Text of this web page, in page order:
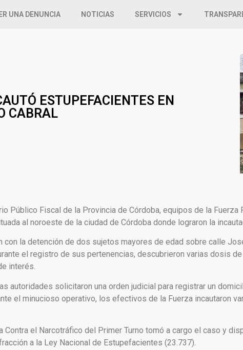
UNA DENUNCIA NOTICIAS SERVICIOS
ESTUPEFACIENTES EN
CABRAL
Público Fiscal de la Provincia de Córdoba, equipos de la Fuerza
al noroeste de la ciudad de Córdoba donde lograron la
con la detención de dos sujetos mayores de edad sobre calle
el registro de sus pertenencias, descubrieron varias dosis
interés.
autoridades solicitaron una orden judicial para registrar un
el minucioso operativo, los efectivos de la Fuerza incautaron
Contra el Narcotráfico del Primer Turno tomó a cargo el caso y
a la Ley Nacional de Estupefacientes (23.737).